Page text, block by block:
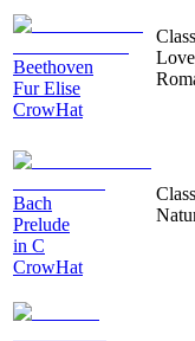
Beethoven
Fur Elise
CrowHat
Bach
Prelude
in C
CrowHat